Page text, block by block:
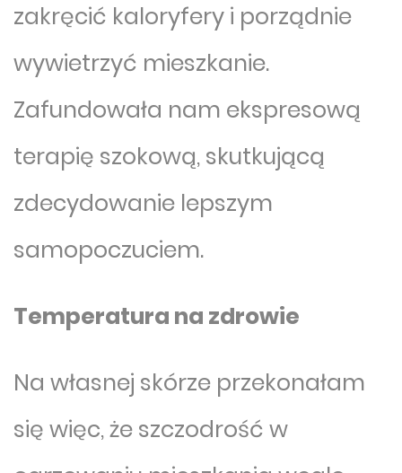
zakręcić kaloryfery i porządnie
wywietrzyć mieszkanie.
Zafundowała nam ekspresową
terapię szokową, skutkującą
zdecydowanie lepszym
samopoczuciem.
Temperatura na zdrowie
Na własnej skórze przekonałam
się więc, że szczodrość w